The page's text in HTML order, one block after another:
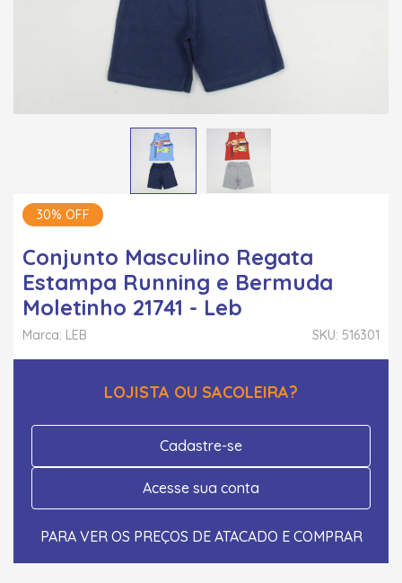
30% OFF
Conjunto Masculino Regata
Estampa Running e Bermuda
Moletinho 21741 - Leb
SKU: 516301
Marca: LEB
LOJISTA OU SACOLEIRA?
Cadastre-se
Acesse sua conta
PARA VER OS PREÇOS DE ATACADO E COMPRAR